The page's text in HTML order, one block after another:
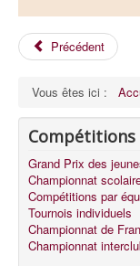
Précédent
Vous êtes ici :
Grand Prix des
Championnat
Compétitions par
Tournois individuels
Championnat de
Championnat